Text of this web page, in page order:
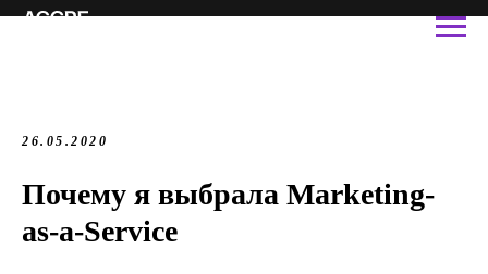
26.05.2020
Почему я выбрала Marketing-
as-a-Service